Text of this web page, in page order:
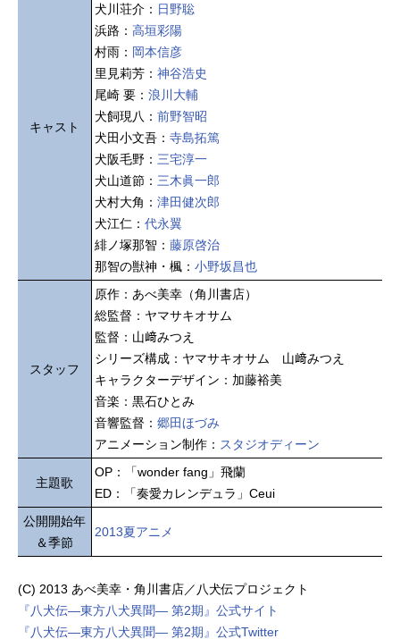
キャスト
犬川荘介： 日野聡
浜路： 高垣彩陽
村雨： 岡本信彦
里見莉芳： 神谷浩史
尾崎 要： 浪川大輔
犬飼現八： 前野智昭
犬田小文吾： 寺島拓篤
犬阪毛野： 三宅淳一
犬山道節： 三木眞一郎
犬村大角： 津田健次郎
犬江仁： 代永翼
緋ノ塚那智： 藤原啓治
那智の獣神・楓： 小野坂昌也
スタッフ
原作：あべ美幸（角川書店）
総監督：ヤマサキオサム
監督：山﨑みつえ
シリーズ構成：ヤマサキオサム 山﨑みつえ
キャラクターデザイン：加藤裕美
音楽：黒石ひとみ
音響監督： 郷田ほづみ
アニメーション制作： スタジオディーン
主題歌
OP：「wonder fang」飛蘭
ED：「奏愛カレンデュラ」Ceui
公開開始年
＆季節
2013夏アニメ
(C) 2013 あべ美幸・角川書店／八犬伝プロジェクト
『八犬伝—東方八犬異聞— 第2期』公式サイト
『八犬伝—東方八犬異聞— 第2期』公式Twitter